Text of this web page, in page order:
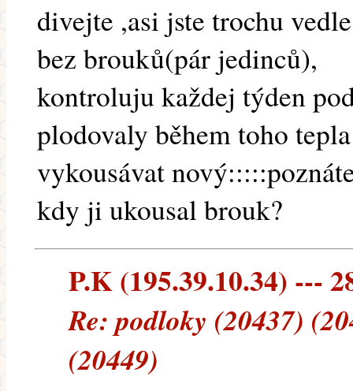
divejte ,asi jste trochu
bez brouků(pár jedinců),
kontroluju každej týden
plodovaly během toho
vykousávat
kdy ji ukousal brouk?
P.K (195.39.10.34) ---
Re: podloky (20437)
(20449)